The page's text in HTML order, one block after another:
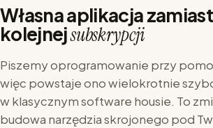
Własna aplikacja zamiast
kolejnejsubskrypcji
Piszemy oprogramowanie przy
więc powstaje ono wielokrotnie
w klasycznym software housie. To
budowa narzędzia skrojonego pod